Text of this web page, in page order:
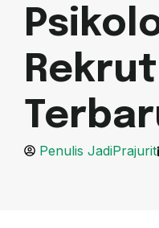
Penulis JadiPrajurit